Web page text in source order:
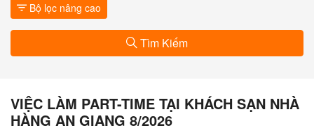
Bộ lọc nâng cao
Tìm Kiếm
VIỆC LÀM PART-TIME TẠI KHÁCH SẠN NHÀ
HÀNG AN GIANG 8/2026